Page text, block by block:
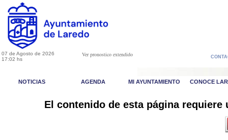
07 de Agosto de 2026
17:02 hs
Ver pronostico extendido
NOTICIAS AGENDA MI AYUNTAMIENTO CONOCE
El contenido de esta página requiere